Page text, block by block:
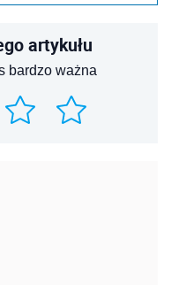
artykułu
bardzo ważna